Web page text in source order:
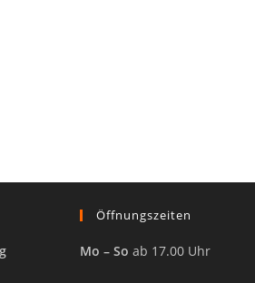
Öffnungszeiten
Mo – So ab 17.00 Uhr